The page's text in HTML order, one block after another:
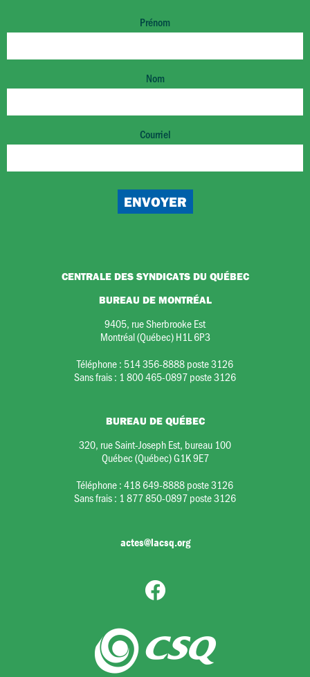
Prénom
Nom
Courriel
CENTRALE DES SYNDICATS DU QUÉBEC
BUREAU DE MONTRÉAL
9405, rue Sherbrooke Est
Montréal (Québec) H1L 6P3
Téléphone : 514 356-8888 poste 3126
Sans frais : 1 800 465-0897 poste 3126
BUREAU DE QUÉBEC
320, rue Saint-Joseph Est, bureau 100
Québec (Québec) G1K 9E7
Téléphone :418 649-8888 poste 3126
Sans frais : 1 877 850-0897 poste 3126
actes@lacsq.org